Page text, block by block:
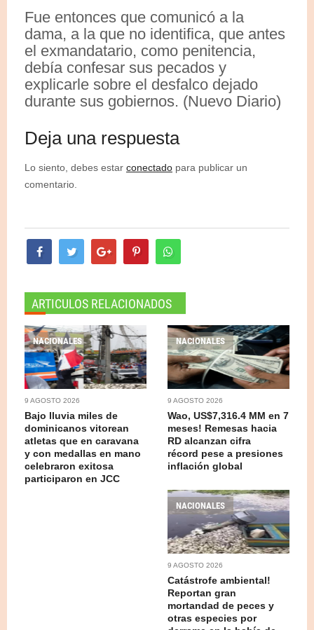
Fue entonces que comunicó a la
dama, a la que no identifica, que antes
el exmandatario, como penitencia,
debía confesar sus pecados y
explicarle sobre el desfalco dejado
durante sus gobiernos. (Nuevo Diario)
Deja una respuesta
Lo siento, debes estar conectado para publicar un
comentario.
ARTICULOS RELACIONADOS
NACIONALES
9 AGOSTO 2026
Bajo lluvia miles de
dominicanos vitorean
atletas que en caravana
y con medallas en mano
celebraron exitosa
participaron en JCC
NACIONALES
9 AGOSTO 2026
Wao, US$7,316.4 MM en 7
meses! Remesas hacia
RD alcanzan cifra
récord pese a presiones
inflación global
NACIONALES
9 AGOSTO 2026
Catástrofe ambiental!
Reportan gran
mortandad de peces y
otras especies por